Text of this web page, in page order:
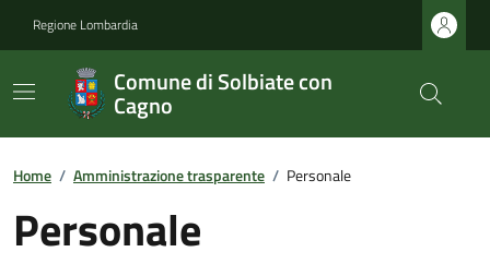
Regione Lombardia
Comune di Solbiate con
Cagno
Home / Amministrazione trasparente / Personale
Personale